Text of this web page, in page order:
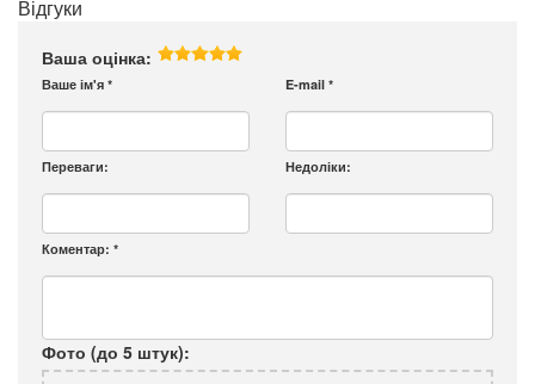
Відгуки
Ваша оцінка:
Ваше ім'я * E-mail *
Переваги: Недоліки:
Коментар: *
Фото (до 5 штук):